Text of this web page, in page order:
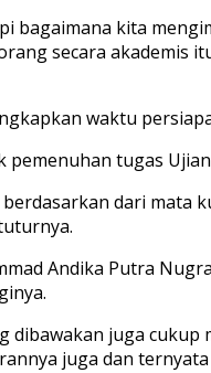
bagaimana kita
secara akademis
waktu
pemenuhan tugas Ujian
berdasarkan dari mata
.
Andika Putra
.
dibawakan juga cukup
juga dan ternyata